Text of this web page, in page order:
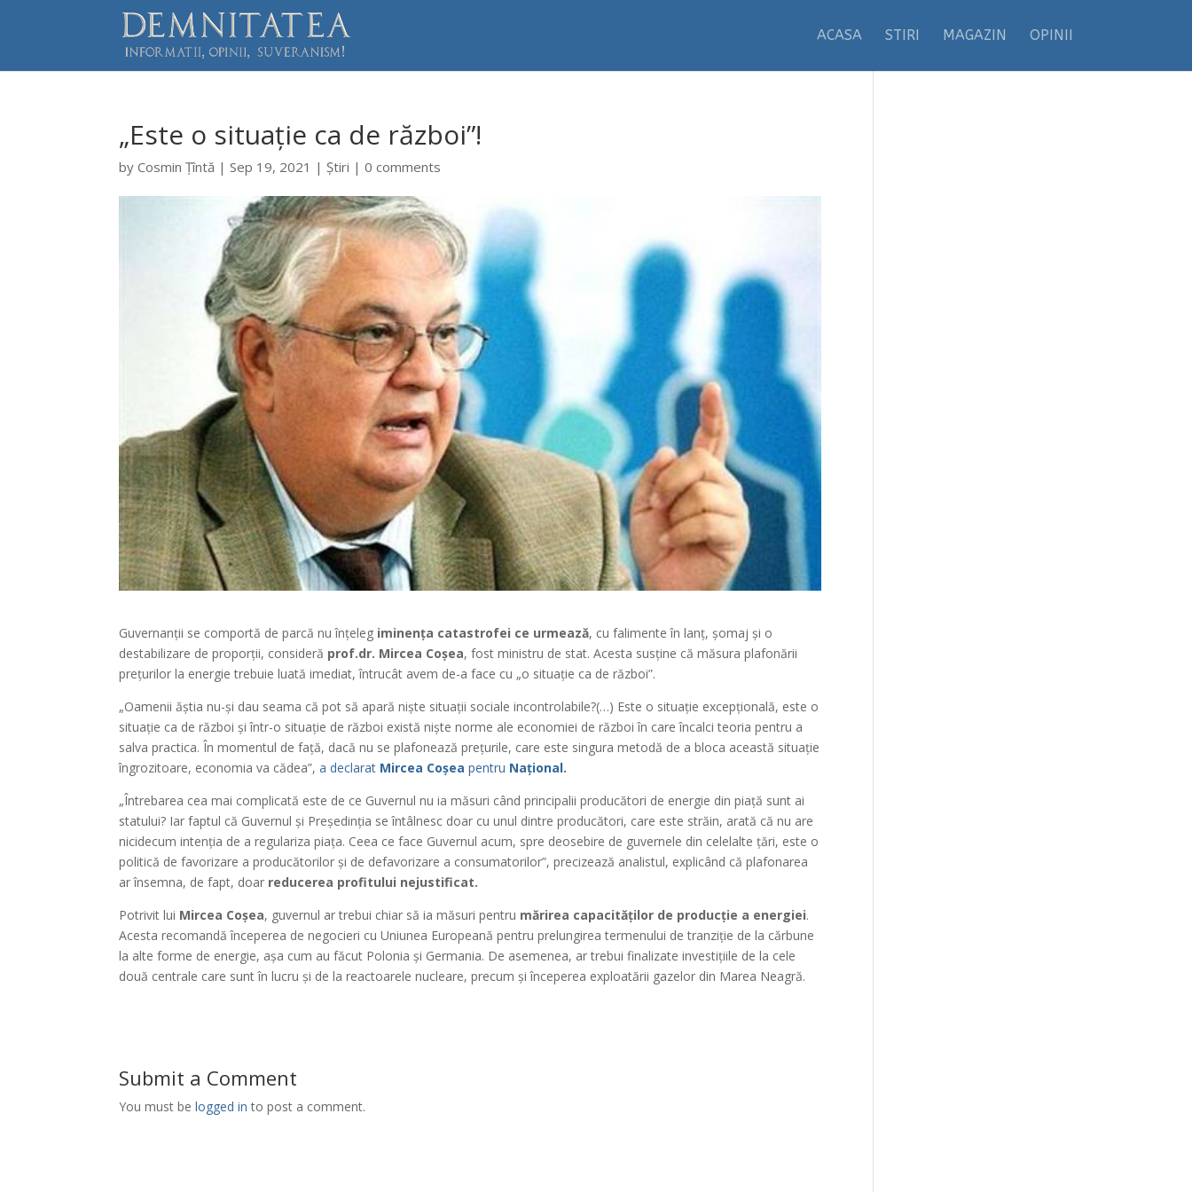
ACASA STIRI MAGAZIN OPINII
„Este o situație ca de război”!
byCosmin Țîntă |Sep 19, 2021 |Știri |0 comments
Guvernanții se comportă de parcă nu înțeleg iminența catastrofei ce urmează, cu falimente în lanț, șomaj și o
destabilizare de proporții, consideră prof.dr. Mircea Coșea, fost ministru de stat. Acesta susține că măsura plafonării
prețurilor la energie trebuie luată imediat, întrucât avem de-a face cu „o situație ca de război”.
„Oamenii ăștia nu-și dau seama că pot să apară niște situații sociale incontrolabile?(…) Este o situație excepțională, este o
situație ca de război și într-o situație de război există niște norme ale economiei de război în care încalci teoria pentru a
salva practica. În momentul de față, dacă nu se plafonează prețurile, care este singura metodă de a bloca această situație
îngrozitoare, economia va cădea”,a declarat Mircea Coșea pentru Național.
„Întrebarea cea mai complicată este de ce Guvernul nu ia măsuri când principalii producători de energie din piață sunt ai
statului? Iar faptul că Guvernul și Președinția se întâlnesc doar cu unul dintre producători, care este străin, arată că nu are
nicidecum intenția de a regulariza piața. Ceea ce face Guvernul acum, spre deosebire de guvernele din celelalte țări, este o
politică de favorizare a producătorilor și de defavorizare a consumatorilor”, precizează analistul, explicând că plafonarea
ar însemna, de fapt, doar reducerea profitului nejustificat.
Potrivit lui Mircea Coșea, guvernul ar trebui chiar să ia măsuri pentru mărirea capacităților de producție a energiei.
Acesta recomandă începerea de negocieri cu Uniunea Europeană pentru prelungirea termenului de tranziție de la cărbune
la alte forme de energie, așa cum au făcut Polonia și Germania. De asemenea, ar trebui finalizate investițiile de la cele
două centrale care sunt în lucru și de la reactoarele nucleare, precum și începerea exploatării gazelor din Marea Neagră.
Submit a Comment
You must belogged in to post a comment.